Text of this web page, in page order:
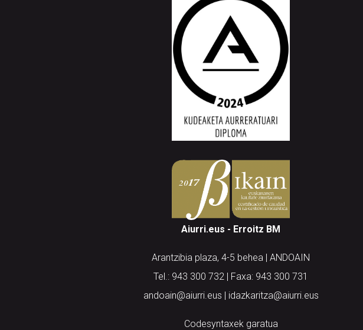
Aiurri.eus - Erroitz BM
Arantzibia plaza, 4-5 behea | ANDOAIN
Tel.: 943 300 732 | Faxa: 943 300 731
andoain@aiurri.eus | idazkaritza@aiurri.eus
Codesyntaxek garatua